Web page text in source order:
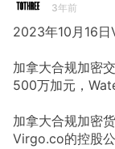
3年前
2023年10月16日
加拿大合规加密
500万加元，
加拿大合规加密
Virgo.co的控股